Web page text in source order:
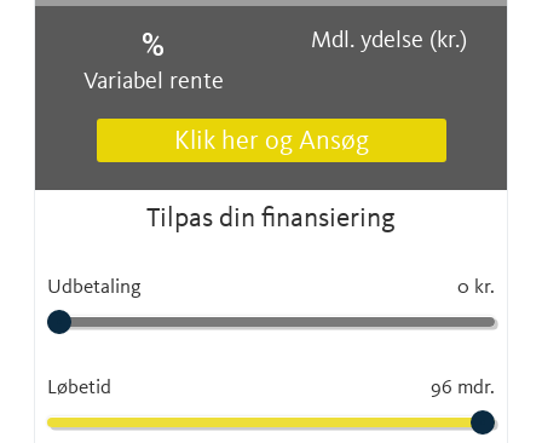
%
Variabel rente
Mdl. ydelse (kr.)
Klik her og Ansøg
Tilpas din finansiering
Udbetaling 0 kr.
Løbetid 96 mdr.